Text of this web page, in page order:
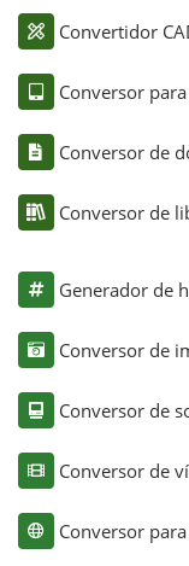
Convertidor
Conversor
Conversor de
Conversor de
Generador de
Conversor de
Conversor de
Conversor de
Conversor